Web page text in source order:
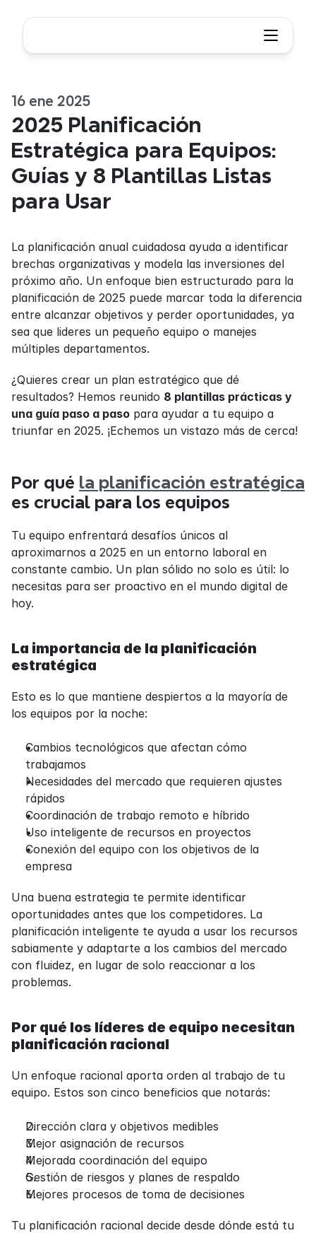
16 ene 2025
2025 Planificación
Estratégica para Equipos:
Guías y 8 Plantillas Listas
para Usar
La planificación anual cuidadosa ayuda a identificar
brechas organizativas y modela las inversiones del
próximo año. Un enfoque bien estructurado para la
planificación de 2025 puede marcar toda la diferencia
entre alcanzar objetivos y perder oportunidades, ya
sea que lideres un pequeño equipo o manejes
múltiples departamentos.
¿Quieres crear un plan estratégico que dé
resultados? Hemos reunido 8 plantillas prácticas y
una guía paso a paso para ayudar a tu equipo a
triunfar en 2025. ¡Echemos un vistazo más de cerca!
Por qué la planificación estratégica
es crucial para los equipos
Tu equipo enfrentará desafíos únicos al
aproximarnos a 2025 en un entorno laboral en
constante cambio. Un plan sólido no solo es útil: lo
necesitas para ser proactivo en el mundo digital de
hoy.
La importancia de la planificación
estratégica
Esto es lo que mantiene despiertos a la mayoría de
los equipos por la noche:
Cambios tecnológicos que afectan cómo
trabajamos
Necesidades del mercado que requieren ajustes
rápidos
Coordinación de trabajo remoto e híbrido
Uso inteligente de recursos en proyectos
Conexión del equipo con los objetivos de la
empresa
Una buena estrategia te permite identificar
oportunidades antes que los competidores. La
planificación inteligente te ayuda a usar los recursos
sabiamente y adaptarte a los cambios del mercado
con fluidez, en lugar de solo reaccionar a los
problemas.
Por qué los líderes de equipo necesitan
planificación racional
Un enfoque racional aporta orden al trabajo de tu
equipo. Estos son cinco beneficios que notarás:
Dirección clara y objetivos medibles
Mejor asignación de recursos
Mejorada coordinación del equipo
Gestión de riesgos y planes de respaldo
Mejores procesos de toma de decisiones
Tu planificación racional decide desde dónde está tu